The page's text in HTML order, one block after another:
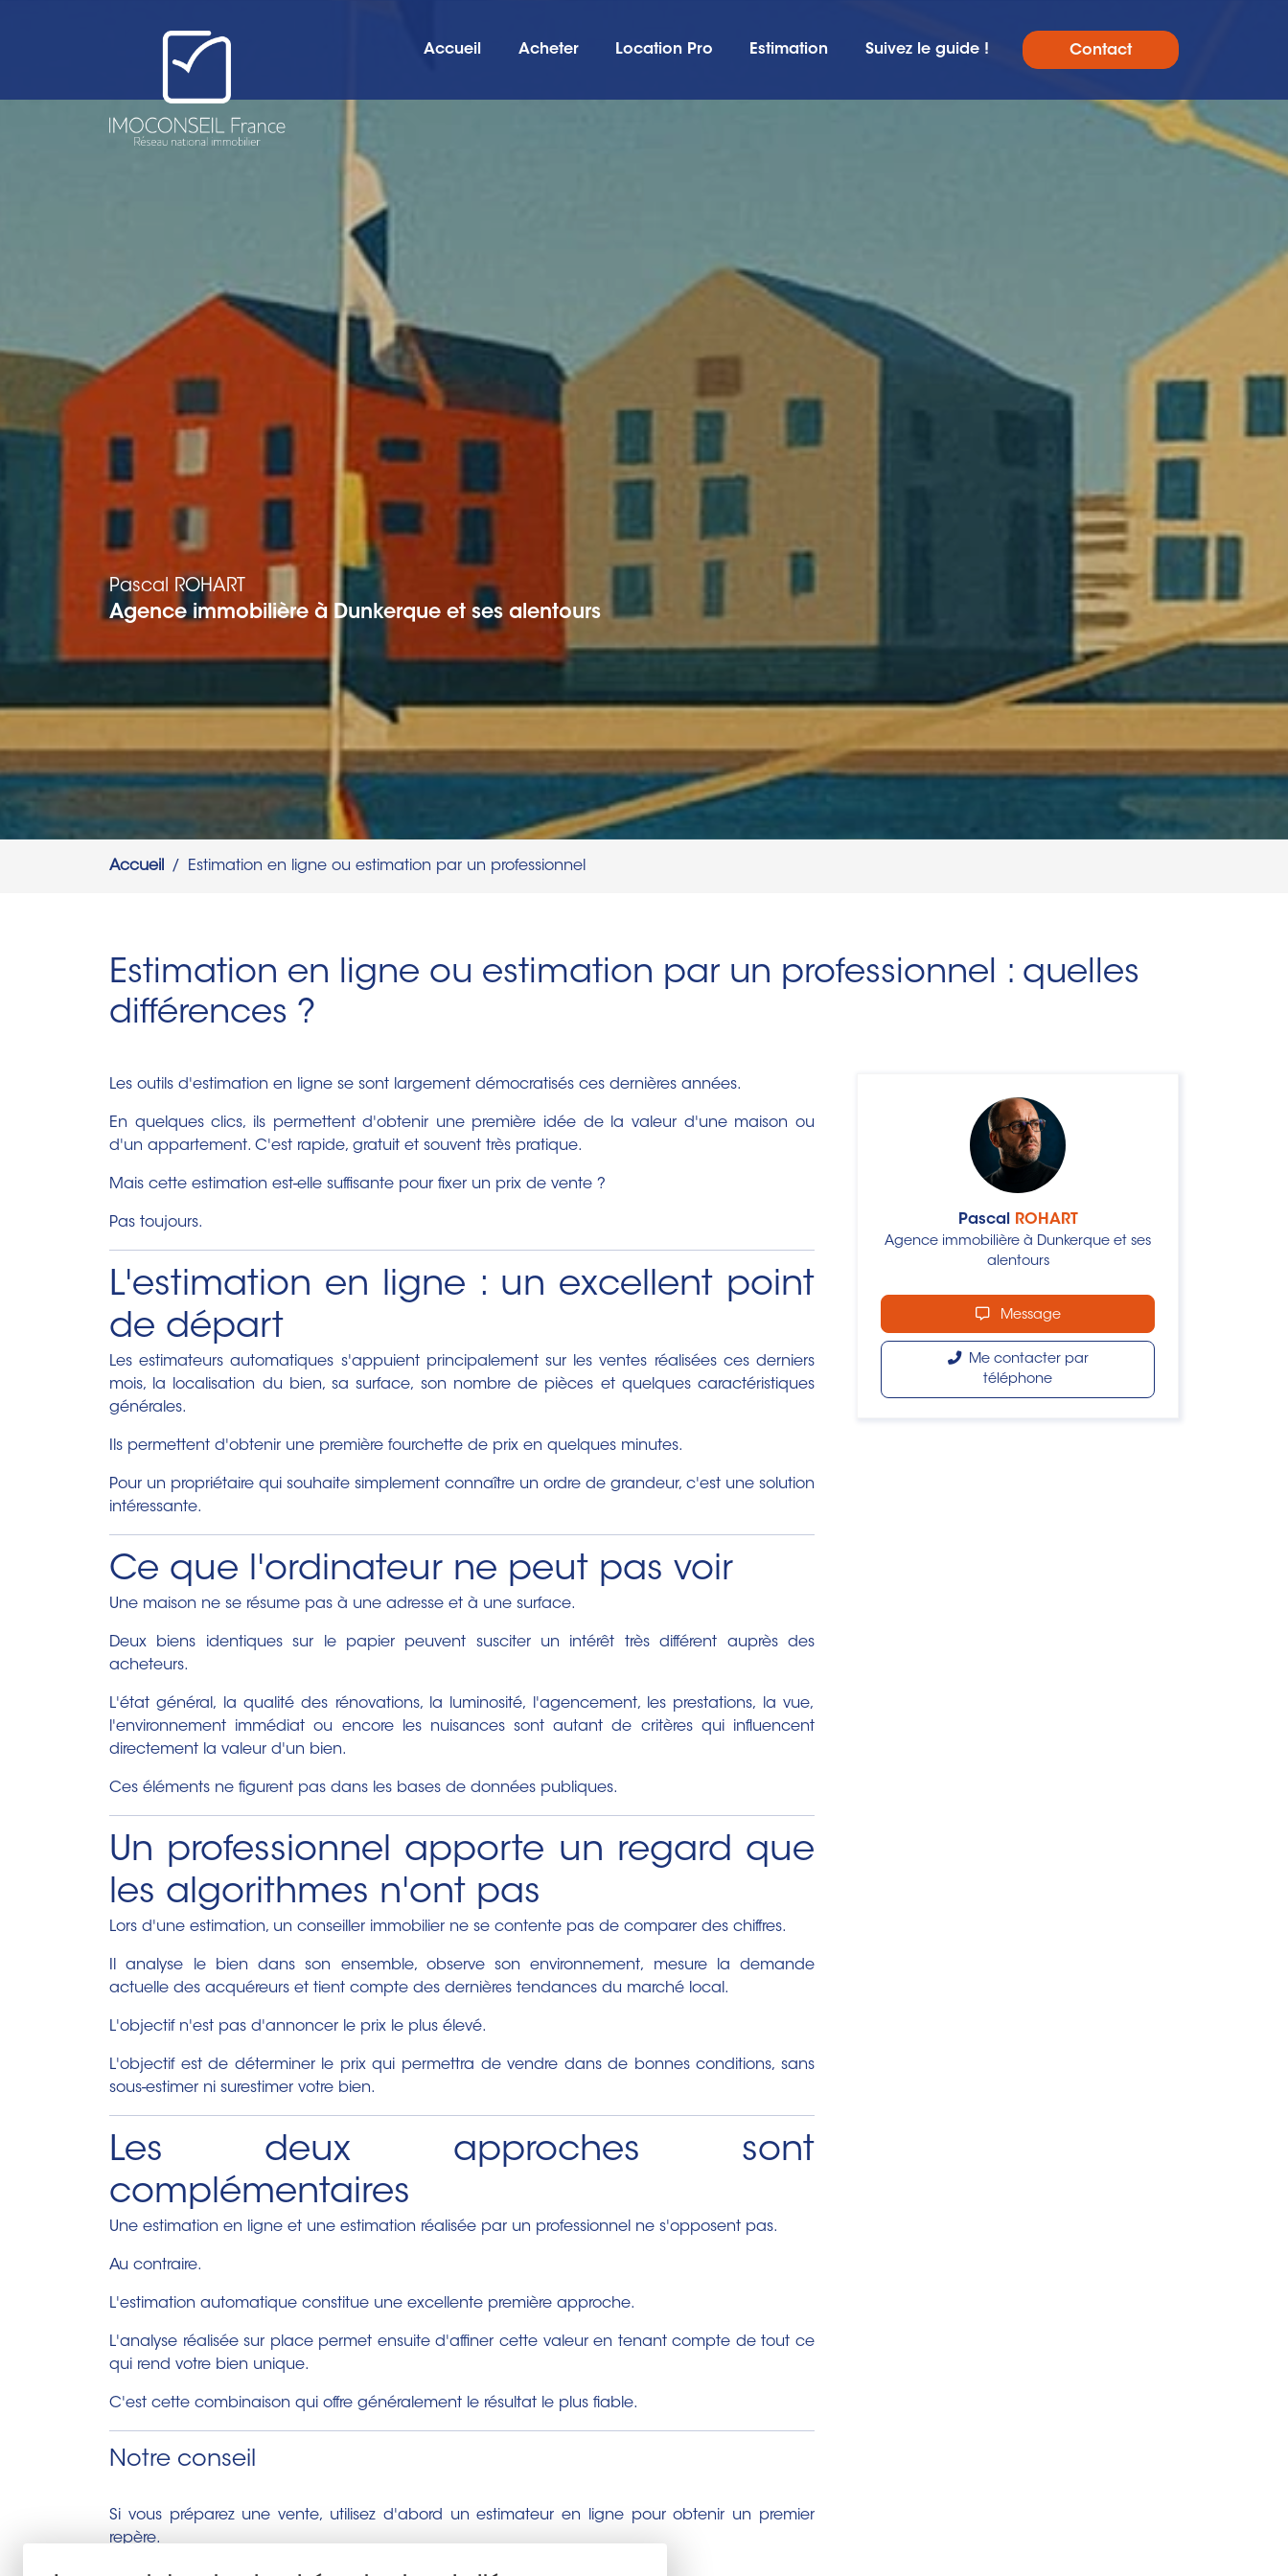
Accueil Acheter Location Pro Estimation Suivez le guide ! Contact
Pascal ROHART
Agence immobilière à Dunkerque et ses alentours
Accueil Estimation en ligne ou estimation par un professionnel
Estimation en ligne ou estimation par un professionnel : quelles
différences ?
Les outils d'estimation en ligne se sont largement démocratisés ces dernières années.
En quelques clics, ils permettent d'obtenir une première idée de la valeur d'une maison ou
d'un appartement. C'est rapide, gratuit et souvent très pratique.
Mais cette estimation est-elle suffisante pour fixer un prix de vente ?
Pas toujours.
L'estimation en ligne : un excellent point
de départ
Les estimateurs automatiques s'appuient principalement sur les ventes réalisées ces derniers
mois, la localisation du bien, sa surface, son nombre de pièces et quelques caractéristiques
générales.
Ils permettent d'obtenir une première fourchette de prix en quelques minutes.
Pour un propriétaire qui souhaite simplement connaître un ordre de grandeur, c'est une solution
intéressante.
Ce que l'ordinateur ne peut pas voir
Une maison ne se résume pas à une adresse et à une surface.
Deux biens identiques sur le papier peuvent susciter un intérêt très différent auprès des
acheteurs.
L'état général, la qualité des rénovations, la luminosité, l'agencement, les prestations, la vue,
l'environnement immédiat ou encore les nuisances sont autant de critères qui influencent
directement la valeur d'un bien.
Ces éléments ne figurent pas dans les bases de données publiques.
Un professionnel apporte un regard que
les algorithmes n'ont pas
Lors d'une estimation, un conseiller immobilier ne se contente pas de comparer des chiffres.
Il analyse le bien dans son ensemble, observe son environnement, mesure la demande
actuelle des acquéreurs et tient compte des dernières tendances du marché local.
L'objectif n'est pas d'annoncer le prix le plus élevé.
L'objectif est de déterminer le prix qui permettra de vendre dans de bonnes conditions, sans
sous-estimer ni surestimer votre bien.
Les deux approches sont
complémentaires
Une estimation en ligne et une estimation réalisée par un professionnel ne s'opposent pas.
Au contraire.
L'estimation automatique constitue une excellente première approche.
L'analyse réalisée sur place permet ensuite d'affiner cette valeur en tenant compte de tout ce
qui rend votre bien unique.
C'est cette combinaison qui offre généralement le résultat le plus fiable.
Notre conseil
Si vous préparez une vente, utilisez d'abord un estimateur en ligne pour obtenir un premier
repère.
Pascal ROHART
Agence immobilière à Dunkerque et ses
alentours
Message
Me contacter par
téléphone